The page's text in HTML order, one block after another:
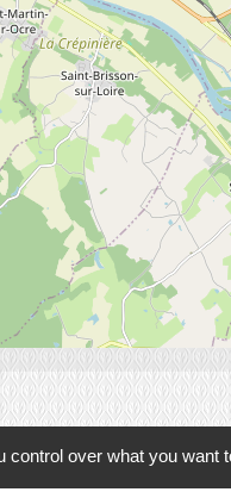
over what you want